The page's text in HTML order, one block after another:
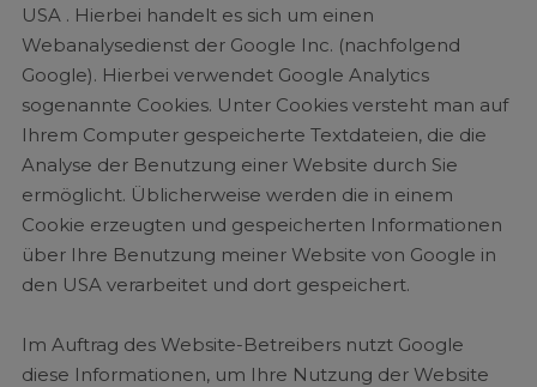
USA . Hierbei handelt es sich um einen
Webanalysedienst der Google Inc. (nachfolgend
Google). Hierbei verwendet Google Analytics
sogenannte Cookies. Unter Cookies versteht man auf
Ihrem Computer gespeicherte Textdateien, die die
Analyse der Benutzung einer Website durch Sie
ermöglicht. Üblicherweise werden die in einem
Cookie erzeugten und gespeicherten Informationen
über Ihre Benutzung meiner Website von Google in
den USA verarbeitet und dort gespeichert.
Im Auftrag des Website-Betreibers nutzt Google
diese Informationen, um Ihre Nutzung der Website